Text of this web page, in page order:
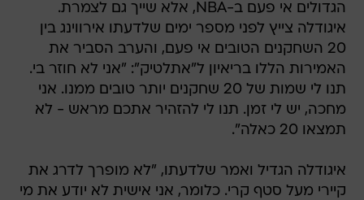
הגדולים אי פעם ב-NBA, אלא שייך גם לצמרת.
איגודלה צייץ לפני מספר ימים שלדעתו אירווינג בין
20 השחקנים הטובים אי פעם, והערב הסביר את
האמירות הללו בריאיון ל"אתלטיק": "אני לא חוזר בי.
תנו לי שמות של 20 שחקנים יותר טובים ממנו. אני
מחכה, יש לי זמן. תנו לי להזהיר אתכם מראש - לא
תמצאו 20 כאלה".
איגודלה הגדיל ואמר שלדעתו, "לא מופרך לדרג את
קיירי מעל סטף קרי. כלומר, אני אישית לא יודע את מי